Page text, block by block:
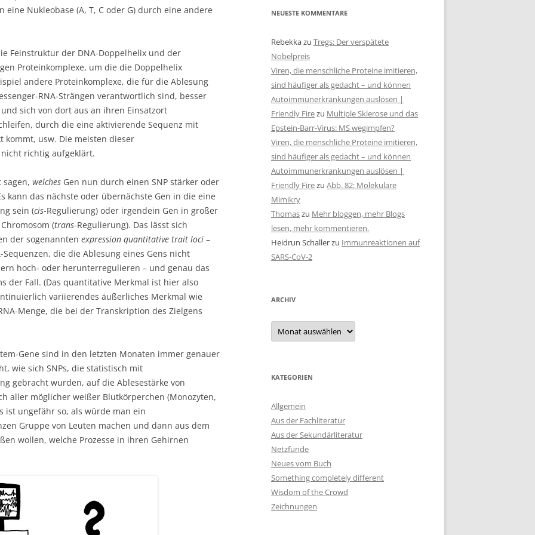
Nukleobase (A, T, C oder G) durch eine andere
Feinstruktur der DNA-Doppelhelix und der
Proteinkomplexe, um die die Doppelhelix
andere Proteinkomplexe, die für die Ablesung
RNA-Strängen verantwortlich sind, besser
sich von dort aus an ihren Einsatzort
durch die eine aktivierende Sequenz mit
kommt, usw. Die meisten dieser
richtig aufgeklärt.
welches Gen nun durch einen SNP stärker oder
kann das nächste oder übernächste Gen in die eine
sein (cis-Regulierung) oder irgendein Gen in großer
(trans-Regulierung). Das lässt sich
der sogenannten expression quantitative trait loci –
Sequenzen, die die Ablesung eines Gens nicht
hoch- oder herunterregulieren – und genau das
der Fall. (Das quantitative Merkmal ist hier also
variierendes äußerliches Merkmal wie
Menge, die bei der Transkription des Zielgens
Gene sind in den letzten Monaten immer genauer
wie sich SNPs, die statistisch mit
gebracht wurden, auf die Ablesestärke von
aller möglicher weißer Blutkörperchen (Monozyten,
ist ungefähr so, als würde man ein
Gruppe von Leuten machen und dann aus dem
wollen, welche Prozesse in ihren Gehirnen
NEUESTE KOMMENTARE
Rebekkazu Tregs: Der verspätete
Nobelpreis
Viren, die menschliche Proteine imitieren,
sind häufiger als gedacht – und können
Autoimmunerkrankungen auslösen |
Friendly Firezu Multiple Sklerose und das
Epstein-Barr-Virus: MS wegimpfen?
Viren, die menschliche Proteine imitieren,
sind häufiger als gedacht – und können
Autoimmunerkrankungen auslösen |
Friendly Firezu Abb. 82: Molekulare
Mimikry
Thomaszu Mehr bloggen, mehr Blogs
lesen, mehr kommentieren.
Heidrun Schallerzu Immunreaktionen auf
SARS-CoV-2
ARCHIV
Archiv
KATEGORIEN
Allgemein
Aus der Fachliteratur
Aus der Sekundärliteratur
Netzfunde
Neues vom Buch
Something completely different
Wisdom of the Crowd
Zeichnungen